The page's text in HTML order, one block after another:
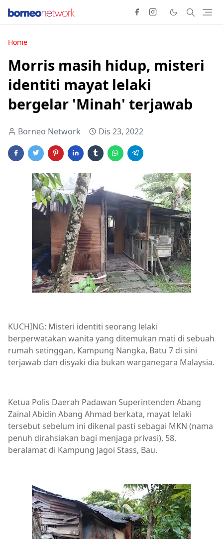
Home
Morris masih hidup, misteri
identiti mayat lelaki
bergelar 'Minah' terjawab
Borneo Network Dis 23, 2022
KUCHING: Misteri identiti seorang lelaki
berperwatakan wanita yang ditemukan mati di sebuah
rumah setinggan, Kampung Nangka, Batu 7 di sini
terjawab dan disyaki dia bukan warganegara Malaysia.
Ketua Polis Daerah Padawan Superintenden Abang
Zainal Abidin Abang Ahmad berkata, mayat lelaki
tersebut sebelum ini dikenal pasti sebagai MKN (nama
penuh dirahsiakan bagi menjaga privasi), 58,
beralamat di Kampung Jagoi Stass, Bau.